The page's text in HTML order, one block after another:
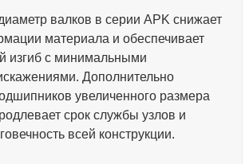
валков в серии APK снижает
материала и обеспечивает
изгиб с минимальными
Дополнительно
увеличенного размера
срок службы узлов и
всей конструкции.